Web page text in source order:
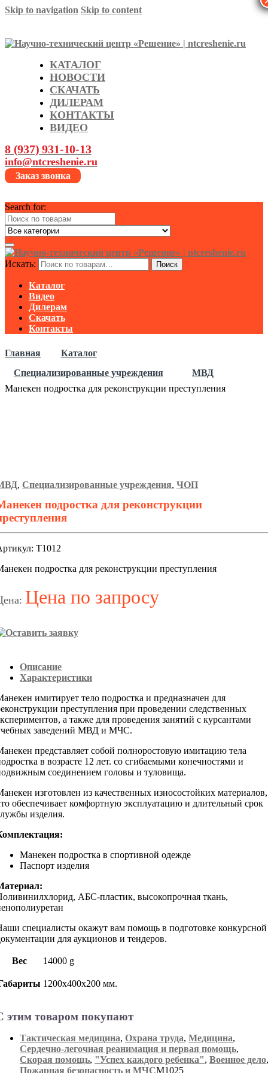
Skip to navigation Skip to content
КАТАЛОГ
НОВОСТИ
СКАЧАТЬ
ДИЛЕРАМ
КОНТАКТЫ
ВИДЕО
8 (937) 931-10-13
info@ntcreshenie.ru
Заказ звонка
Search for:
Искать: Поиск
Каталог
Видео
Дилерам
Скачать
Контакты
Главная
Каталог
Специализированные учреждения
МВД
Манекен подростка для реконструкции преступления
, Специализированные учреждения, ЧОП
подростка для реконструкции
Т1012
подростка для реконструкции преступления
Цена по запросу
Описание
Характеристики
имитирует тело подростка и предназначен для
преступления при проведении следственных
а также для проведения занятий с курсантами
заведений МВД и МЧС.
представляет собой полноростовую имитацию тела
в возрасте 12 лет. со сгибаемыми конечностями и
соединением головы и туловища.
изготовлен из качественных износостойких материалов,
обеспечивает комфортную эксплуатацию и длительный срок
изделия.
Манекен подростка в спортивной одежде
Паспорт изделия
АБС-пластик, высокопрочная ткань,
специалисты окажут вам помощь в подготовке конкурсной
для аукционов и тендеров.
Вес 14000 g
1200х400х200 мм.
этим товаром покупают
Тактическая медицина, Охрана труда, Медицина,
Сердечно-легочная реанимация и первая помощь,
Скорая помощь, "Успех каждого ребенка", Военное дело,
Пожарная безопасность и МЧСМ1025